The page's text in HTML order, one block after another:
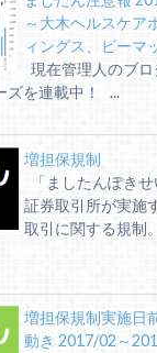
～大木ヘルスケア
ィングス、ビーマ
現在管理人のブ
ズを連載中！ ...
増担保規制
「ましたんぽき
証券取引所が実施
取引に関する規制
増担保規制実施日
動き 2017/02～